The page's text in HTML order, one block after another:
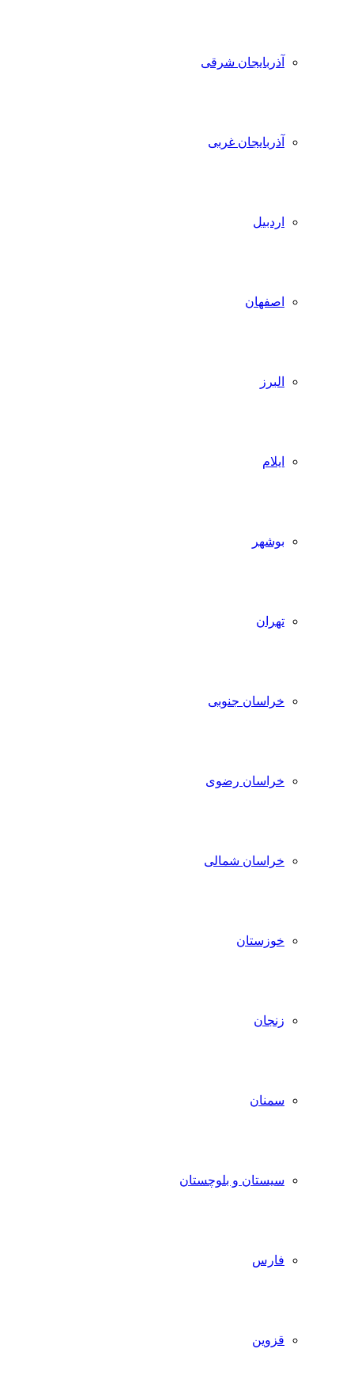
آذربایجان شرقی
آذربایجان غربی
اردبیل
اصفهان
البرز
ایلام
بوشهر
تهران
خراسان جنوبی
خراسان رضوی
خراسان شمالی
خوزستان
زنجان
سمنان
سیستان و بلوچستان
فارس
قزوین